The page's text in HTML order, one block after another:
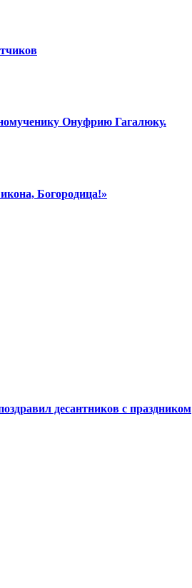
Онуфрию Гагалюку.
Богородица!»
десантников с праздником